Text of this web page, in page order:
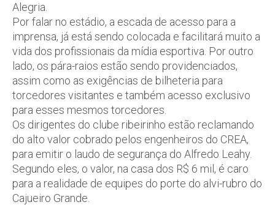
Alegria.
Por falar no estádio, a escada de acesso para a
imprensa, já está sendo colocada e facilitará muito a
vida dos profissionais da mídia esportiva. Por outro
lado, os pára-raios estão sendo providenciados,
assim como as exigências de bilheteria para
torcedores visitantes e também acesso exclusivo
para esses mesmos torcedores.
Os dirigentes do clube ribeirinho estão reclamando
do alto valor cobrado pelos engenheiros do CREA,
para emitir o laudo de segurança do Alfredo Leahy.
Segundo eles, o valor, na casa dos R$ 6 mil, é caro
para a realidade de equipes do porte do alvi-rubro do
Cajueiro Grande.